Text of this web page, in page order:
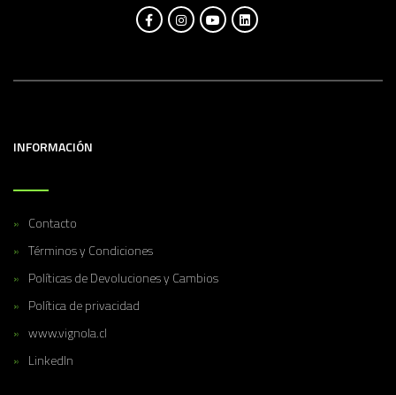
INFORMACIÓN
Contacto
Términos y Condiciones
Políticas de Devoluciones y Cambios
Política de privacidad
www.vignola.cl
LinkedIn